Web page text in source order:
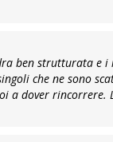
ben strutturata e
che ne sono
dover rincorrere.